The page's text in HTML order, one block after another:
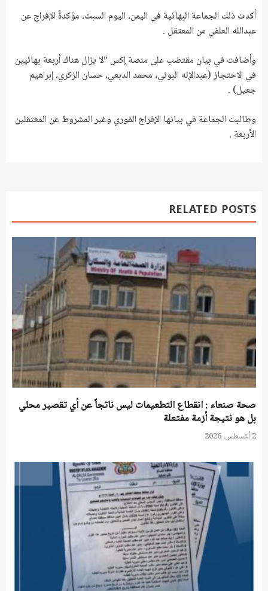
أكدت ذلك الجماعة البهائية في اليمن، اليوم السبت، مؤكدةً الإفراج عن
عبدالله العلفي من المعتقل .
وأضافت في بيان مقتضب على منصة إكس “لا يزال هناك أربعة بهائيين
في الاحتجاز (عبدالإله البوني، محمد الدبعي، حسان الزكري، إبراهيم
جعيل) .
وطالبت الجماعة في بيانها الإفراج الفوري وغير المشروط عن المعتقلين
الأربعة .
RELATED POSTS
صحة صنعاء : انقطاع التطعيمات ليس ناتجاً عن أي تقصير محلي
بل هو نتيجة أزمة مفتعلة
2 أغسطس، 2026